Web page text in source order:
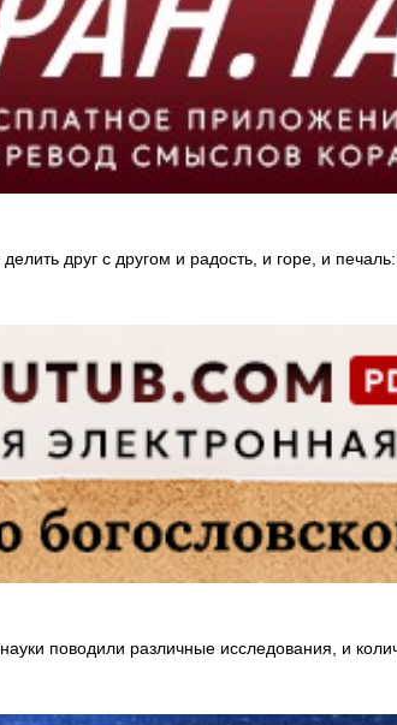
друг с другом и радость, и горе, и
поводили различные исследования, и